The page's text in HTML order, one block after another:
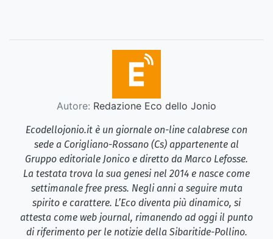
Autore: Redazione Eco dello Jonio
Ecodellojonio.it è un giornale on-line calabrese con
sede a Corigliano-Rossano (Cs) appartenente al
Gruppo editoriale Jonico e diretto da Marco Lefosse.
La testata trova la sua genesi nel 2014 e nasce come
settimanale free press. Negli anni a seguire muta
spirito e carattere. L’Eco diventa più dinamico, si
attesta come web journal, rimanendo ad oggi il punto
di riferimento per le notizie della Sibaritide-Pollino.